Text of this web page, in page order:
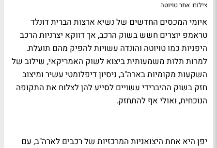
צילום: אתר טויוטה
איומי המכסים החדשים של נשיא ארצות הברית דונלד
טראמפ יוצרים חשש בשוק הרכב, אך דווקא יצרניות הרכב
היפניות כמו טויוטה והונדה עשויות להפיק מהם תועלת.
למרות תלות משמעותית ביצוא לשוק האמריקאי, שילוב של
השקעות מקומיות בארה"ב, ניסיון דיפלומטי עשיר ומיצוב
חזק בשוק ההיברידי עשויים לסייע להן לצלוח את התקופה
הנוכחית, ואולי אף להתחזק.
יפן היא אחת היצואניות המרכזיות של רכבים לארה"ב, עם